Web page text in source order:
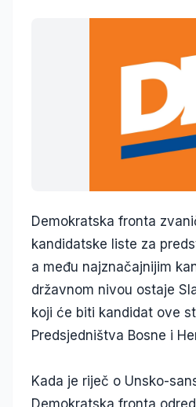
Demokratska fronta
kandidatske liste za
a među najznačajnijim
državnom nivou ostaje
koji će biti kandidat ove
Predsjedništva Bosne i
Kada je riječ o Unsko-